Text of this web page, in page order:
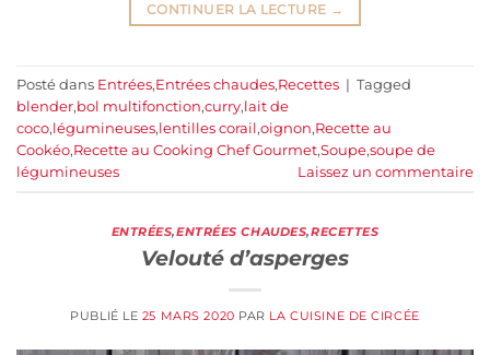
CONTINUER LA LECTURE →
Posté dans Entrées,Entrées chaudes,Recettes | Tagged
blender,bol multifonction,curry,lait de
coco,légumineuses,lentilles corail ,oignon,Recette au
Cookéo,Recette au Cooking Chef Gourmet,Soupe,soupe de
légumineuses
Laissez un commentaire
ENTRÉES,ENTRÉES CHAUDES,RECETTES
Velouté d’asperges
PUBLIÉ LE 25 MARS 2020 PAR LA CUISINE DE CIRCÉE